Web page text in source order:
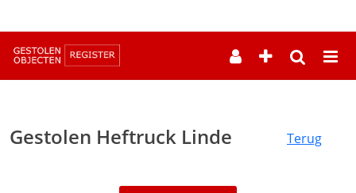
Gestolen Heftruck Linde Terug